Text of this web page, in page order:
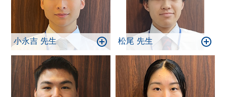
小永吉 先生 松尾 先生